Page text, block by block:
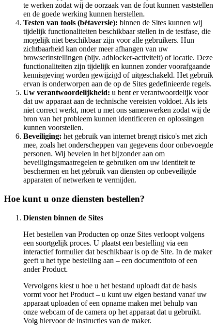
te werken zodat wij de oorzaak van de fout kunnen vaststellen
en de goede werking kunnen herstellen.
Testen van tools (bètaversie): binnen de Sites kunnen wij
tijdelijk functionaliteiten beschikbaar stellen in de testfase, die
mogelijk niet beschikbaar zijn voor alle gebruikers. Hun
zichtbaarheid kan onder meer afhangen van uw
browserinstellingen (bijv. adblocker-activiteit) of locatie. Deze
functionaliteiten zijn tijdelijk en kunnen zonder voorafgaande
kennisgeving worden gewijzigd of uitgeschakeld. Het gebruik
ervan is onderworpen aan de op de Sites gedefinieerde regels.
Uw verantwoordelijkheid: u bent er verantwoordelijk voor
dat uw apparaat aan de technische vereisten voldoet. Als iets
niet correct werkt, moet u met ons samenwerken zodat wij de
bron van het probleem kunnen identificeren en oplossingen
kunnen voorstellen.
Beveiliging: het gebruik van internet brengt risico's met zich
mee, zoals het onderscheppen van gegevens door onbevoegde
personen. Wij bevelen in het bijzonder aan om
beveiligingsmaatregelen te gebruiken om uw identiteit te
beschermen en het gebruik van diensten op onbeveiligde
apparaten of netwerken te vermijden.
Hoe kunt u onze diensten bestellen?
Diensten binnen de Sites
Het bestellen van Producten op onze Sites verloopt volgens
een soortgelijk proces. U plaatst een bestelling via een
interactief formulier dat beschikbaar is op de Site. In de maker
geeft u het type bestelling aan – een documentfoto of een
ander Product.
Vervolgens kiest u hoe u het bestand uploadt dat de basis
vormt voor het Product – u kunt uw eigen bestand vanaf uw
apparaat uploaden of een opname maken met behulp van
onze webcam of de camera op het apparaat dat u gebruikt.
Volg hiervoor de instructies van de maker.